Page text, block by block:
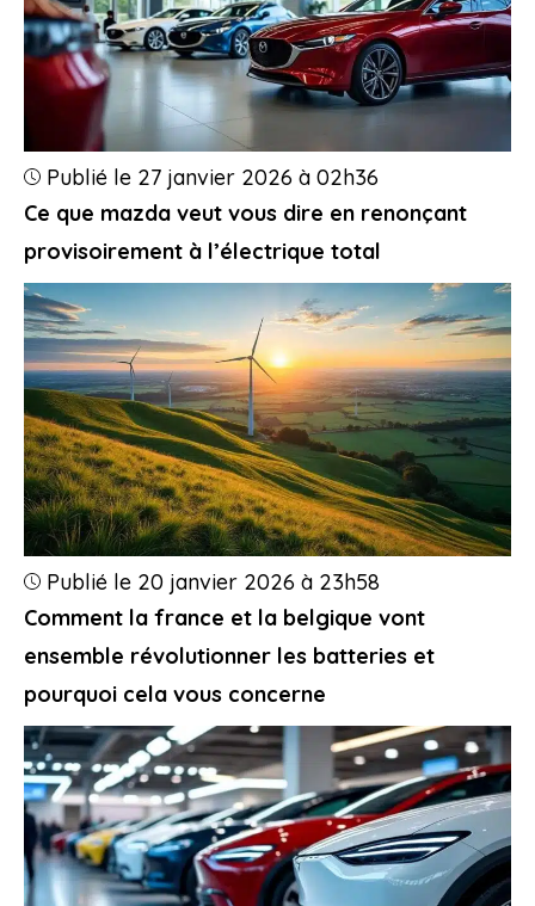
Ce que mazda veut vous dire en renonçant
provisoirement à l’électrique total
Publié le 27 janvier 2026 à 02h36
Comment la france et la belgique vont
ensemble révolutionner les batteries et
pourquoi cela vous concerne
Publié le 20 janvier 2026 à 23h58